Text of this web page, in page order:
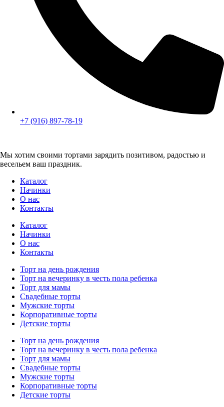
+7 (916) 897-78-19
Мы хотим своими тортами зарядить позитивом, радостью и
весельем ваш праздник.
Каталог
Начинки
О нас
Контакты
Каталог
Начинки
О нас
Контакты
Торт на день рождения
Торт на вечеринку в честь пола ребенка
Торт для мамы
Свадебные торты
Мужские торты
Корпоративные торты
Детские торты
Торт на день рождения
Торт на вечеринку в честь пола ребенка
Торт для мамы
Свадебные торты
Мужские торты
Корпоративные торты
Детские торты